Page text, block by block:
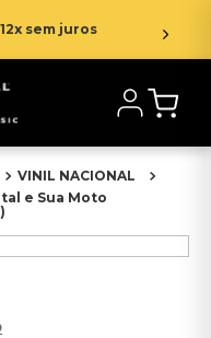
sem juros
VINIL NACIONAL
e Sua Moto